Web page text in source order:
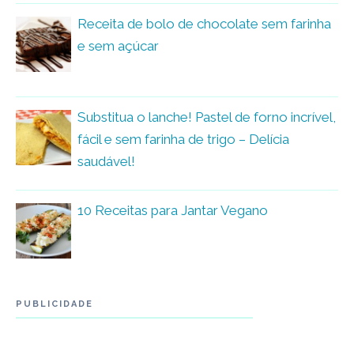
Receita de bolo de chocolate sem farinha
e sem açúcar
Substitua o lanche! Pastel de forno incrível,
fácil e sem farinha de trigo – Delícia
saudável!
10 Receitas para Jantar Vegano
PUBLICIDADE